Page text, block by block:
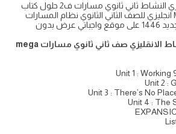
حل تمارين كتاب الانجليزي النشاط ثاني ثانوي مسارات ف2 حلول كتاب
التمارين Mega goal 2-2 انجليزي للصف الثاني الثانوي نظام المسارات
الفصل الثاني المنهج الجديد 1446 على موقع واجباتي عرض بدون
ونموذج حل كتاب النشاط الانقليزي صف ثاني ثانوي مسارات mega